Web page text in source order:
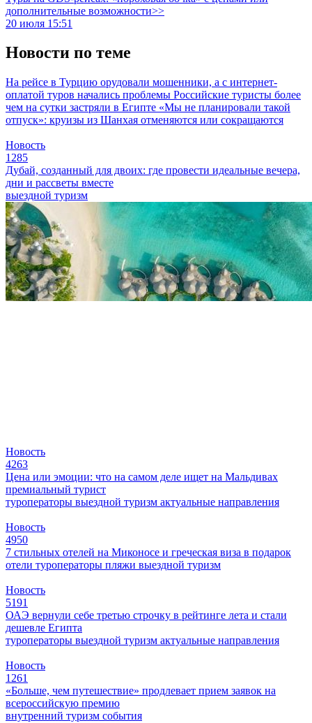
дополнительные возможности>>
20 июля 15:51
Новости по теме
На рейсе в Турцию орудовали мошенники, а с интернет-
оплатой туров начались проблемы Российские туристы более
чем на сутки застряли в Египте «Мы не планировали такой
отпуск»: круизы из Шанхая отменяются или сокращаются
Новость
1285
Дубай, созданный для двоих: где провести идеальные вечера,
дни и рассветы вместе
выездной туризм
Новость
4263
Цена или эмоции: что на самом деле ищет на Мальдивах
премиальный турист
туроператоры выездной туризм актуальные направления
Новость
4950
7 стильных отелей на Миконосе и греческая виза в подарок
отели туроператоры пляжи выездной туризм
Новость
5191
ОАЭ вернули себе третью строчку в рейтинге лета и стали
дешевле Египта
туроператоры выездной туризм актуальные направления
Новость
1261
«Больше, чем путешествие» продлевает прием заявок на
всероссийскую премию
внутренний туризм события